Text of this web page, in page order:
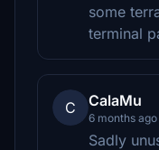
some
terminal
C CalaMu
6 months ago
Sadly